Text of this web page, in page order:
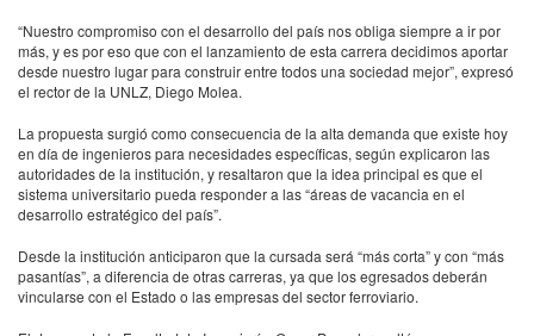
“Nuestro compromiso con el desarrollo del país nos obliga siempre a ir por
más, y es por eso que con el lanzamiento de esta carrera decidimos aportar
desde nuestro lugar para construir entre todos una sociedad mejor”, expresó
el rector de la UNLZ, Diego Molea.
La propuesta surgió como consecuencia de la alta demanda que existe hoy
en día de ingenieros para necesidades específicas, según explicaron las
autoridades de la institución, y resaltaron que la idea principal es que el
sistema universitario pueda responder a las “áreas de vacancia en el
desarrollo estratégico del país”.
Desde la institución anticiparon que la cursada será “más corta” y con “más
pasantías”, a diferencia de otras carreras, ya que los egresados deberán
vincularse con el Estado o las empresas del sector ferroviario.